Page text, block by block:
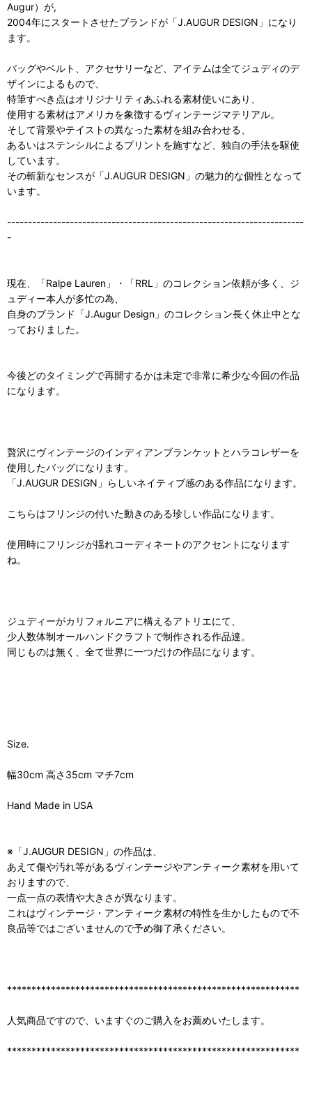
Augur）が,
2004年にスタートさせたブランドが「J.AUGUR DESIGN」になり
ます。
バッグやベルト、アクセサリーなど、アイテムは全てジュディのデ
ザインによるもので、
特筆すべき点はオリジナリティあふれる素材使いにあり、
使用する素材はアメリカを象徴するヴィンテージマテリアル。
そして背景やテイストの異なった素材を組み合わせる、
あるいはステンシルによるプリントを施すなど、独自の手法を駆使
しています。
その斬新なセンスが「J.AUGUR DESIGN」の魅力的な個性となって
います。
-----------------------------------------------------------------------
-
現在、「Ralpe Lauren」・「RRL」のコレクション依頼が多く、ジ
ュディー本人が多忙の為、
自身のブランド「J.Augur Design」のコレクション長く休止中とな
っておりました。
今後どのタイミングで再開するかは未定で非常に希少な今回の作品
になります。
贅沢にヴィンテージのインディアンブランケットとハラコレザーを
使用したバッグになります。
「J.AUGUR DESIGN」らしいネイティブ感のある作品になります。
こちらはフリンジの付いた動きのある珍しい作品になります。
使用時にフリンジが揺れコーディネートのアクセントになります
ね。
ジュディーがカリフォルニアに構えるアトリエにて、
少人数体制オールハンドクラフトで制作される作品達。
同じものは無く、全て世界に一つだけの作品になります。
Size.
幅30cm 高さ35cm マチ7cm
Hand Made in USA
※「J.AUGUR DESIGN」の作品は、
あえて傷や汚れ等があるヴィンテージやアンティーク素材を用いて
おりますので、
一点一点の表情や大きさが異なります。
これはヴィンテージ・アンティーク素材の特性を生かしたもので不
良品等ではございませんので予め御了承ください。
************************************************************
人気商品ですので、いますぐのご購入をお薦めいたします。
************************************************************